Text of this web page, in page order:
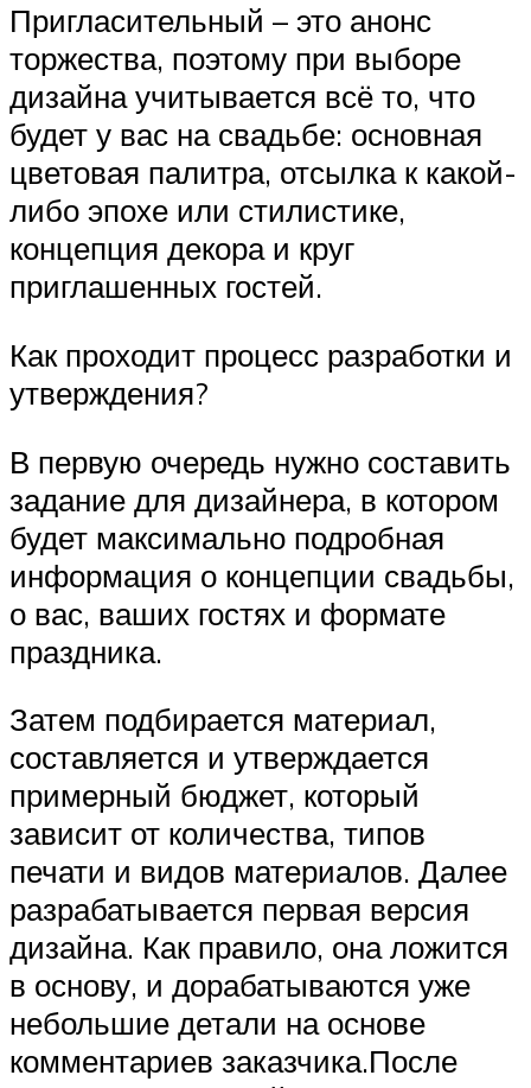
Пригласительный – это анонс
торжества, поэтому при выборе
дизайна учитывается всё то, что
будет у вас на свадьбе: основная
цветовая палитра, отсылка к какой-
либо эпохе или стилистике,
концепция декора и круг
приглашенных гостей.
Как проходит процесс разработки и
утверждения?
В первую очередь нужно составить
задание для дизайнера, в котором
будет максимально подробная
информация о концепции свадьбы,
о вас, ваших гостях и формате
праздника.
Затем подбирается материал,
составляется и утверждается
примерный бюджет, который
зависит от количества, типов
печати и видов материалов. Далее
разрабатывается первая версия
дизайна. Как правило, она ложится
в основу, и дорабатываются уже
небольшие детали на основе
комментариев заказчика.После